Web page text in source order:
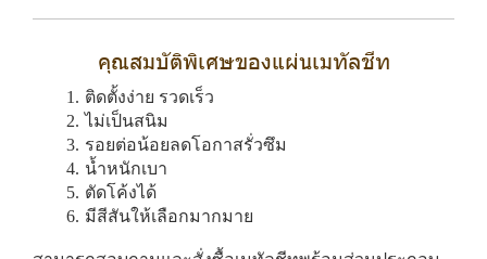
คุณสมบัติพิเศษของแผ่นเมทัลชีท
ติดตั้งง่าย รวดเร็ว
ไม่เป็นสนิม
รอยต่อน้อยลดโอกาสรั่วซึม
น้ำหนักเบา
ตัดโค้งได้
มีสีสันให้เลือกมากมาย